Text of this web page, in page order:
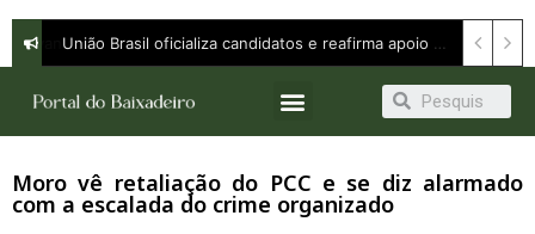
Moro vê retaliação do PCC e se diz alarmado
com a escalada do crime organizado